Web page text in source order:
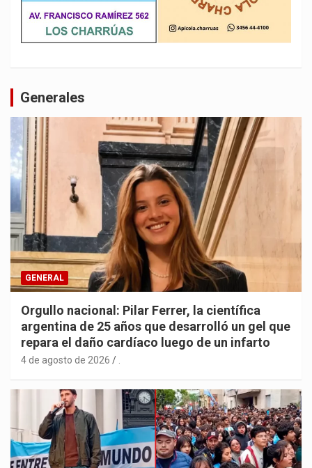
Generales
GENERAL
Orgullo nacional: Pilar Ferrer, la científica
argentina de 25 años que desarrolló un gel que
repara el daño cardíaco luego de un infarto
4 de agosto de 2026